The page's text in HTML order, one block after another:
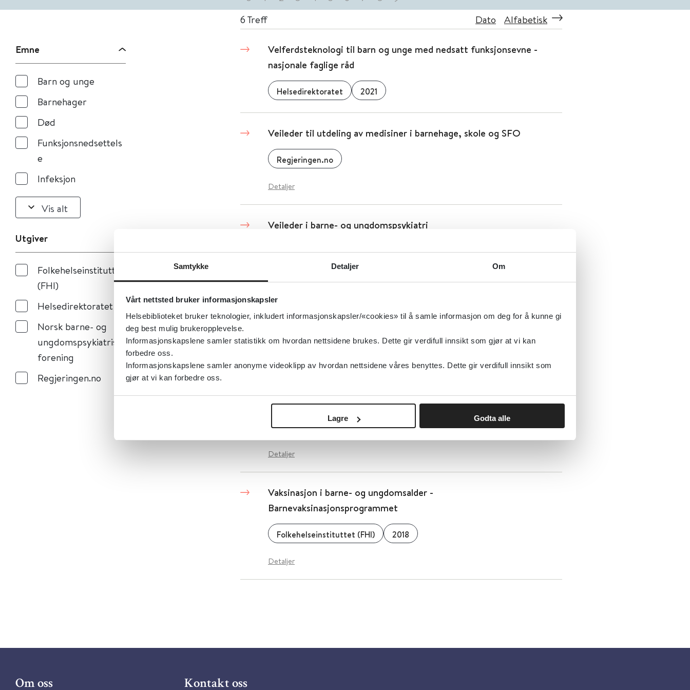
Samtykke Detaljer Om
Vårt nettsted bruker informasjonskapsler
Helsebiblioteket bruker teknologier, inkludert informasjonskapsler/«cookies» til å samle informasjon om deg for å kunne gi
deg best mulig brukeropplevelse.
Informasjonskapslene samler statistikk om hvordan nettsidene brukes. Dette gir verdifull innsikt som gjør at vi kan
forbedre oss.
Informasjonskapslene samler anonyme videoklipp av hvordan nettsidene våres benyttes. Dette gir verdifull innsikt som
gjør at vi kan forbedre oss.
Lagre Godta alle
Emne
Barn og unge
Barnehager
Død
Funksjonsnedsettels
e
Infeksjon
Vis alt
Utgiver
Folkehelseinstituttet
(FHI)
Helsedirektoratet
Norsk barne- og
ungdomspsykiatrisk
forening
Regjeringen.no
6 Treff Dato Alfabetisk
Velferdsteknologi til barn og unge med nedsatt funksjonsevne -
nasjonale faglige råd
Helsedirektoratet 2021
Veileder til utdeling av medisiner i barnehage, skole og SFO
Regjeringen.no
Detaljer
Veileder i barne- og ungdomspsykiatri
Norsk barne- og ungdomspsykiatrisk forening 2024
Detaljer
Veileder for informasjon til pårørende i forbindelse med obduksjon
Vaksinasjonshåndboka (FHI)
Folkehelseinstituttet (FHI)
Detaljer
Vaksinasjon i barne- og ungdomsalder -
Barnevaksinasjonsprogrammet
Folkehelseinstituttet (FHI) 2018
Detaljer
Om oss Kontakt oss